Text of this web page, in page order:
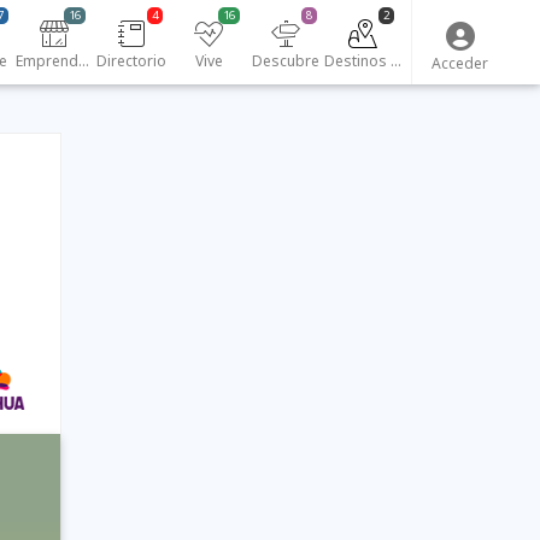
Emprendedores
16
Directorio
4
Vive
16
Descubre
8
Destinos turísticos
2
Acceder